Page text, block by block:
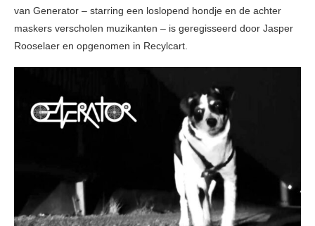
van Generator – starring een loslopend hondje en de achter
maskers verscholen muzikanten – is geregisseerd door Jasper
Rooselaer en opgenomen in Recylcart.